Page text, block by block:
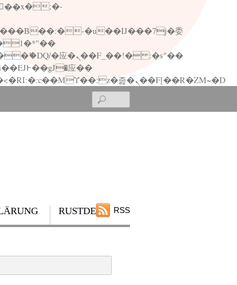
矁[��x�ZM~�n"��IB؃��!'����Тѕ��+��(m��IK�ʭ�/|��ϐܢ��F[��x�ZMz�G�� %嬩�/c��������[[��<�RI:�:c��MΎ��:z�졾�ܢ��F[��R�ZM~�D
RSS
RUSTDESK